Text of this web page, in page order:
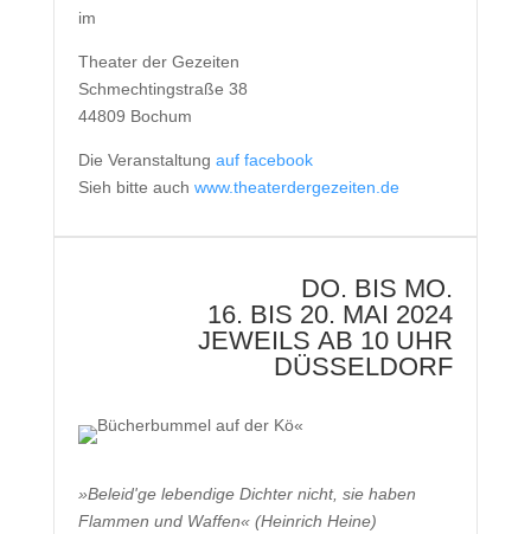
im
Theater der Gezeiten
Schmechtingstraße 38
44809 Bochum
Die Veranstaltung auf facebook
Sieh bitte auch www.theaterdergezeiten.de
DO. BIS MO.
16. BIS 20. MAI 2024
JEWEILS AB 10 UHR
DÜSSELDORF
»Beleid'ge lebendige Dichter nicht, sie haben
Flammen und Waffen« (Heinrich Heine)